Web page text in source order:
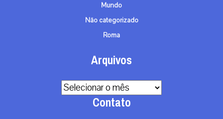
Mundo
Não categorizado
Roma
Arquivos
Arquivos
Contato